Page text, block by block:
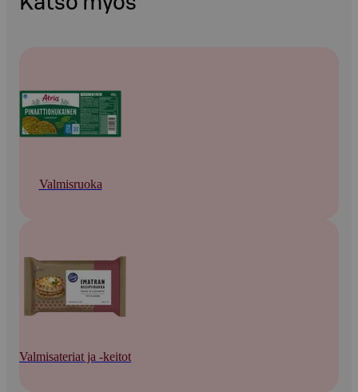
Valmisruoka
Valmisateriat ja -keitot